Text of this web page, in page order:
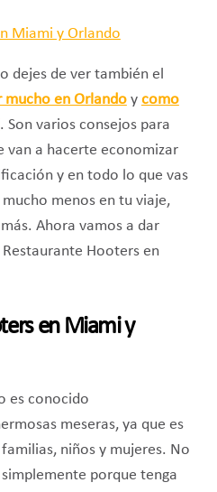
dejes de ver también el
en Orlandoy como
. Son varios consejos para
van a hacerte economizar
y en todo lo que vas
menos en tu viaje,
Ahora vamos a dar
Hooters en
en Miami y
es conocido
meseras, ya que es
niños y mujeres. No
porque tenga